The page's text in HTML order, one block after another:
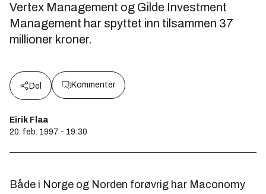
Vertex Management og Gilde Investment
Management har spyttet inn tilsammen 37
millioner kroner.
Del Kommenter
Eirik Flaa
20. feb. 1997 - 19:30
Både i Norge og Norden forøvrig har Maconomy